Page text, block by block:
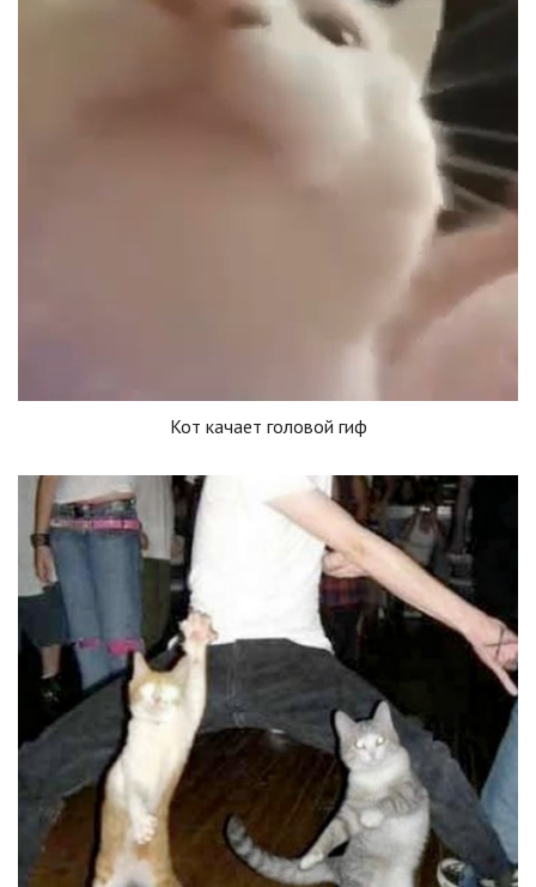
Кот качает головой гиф